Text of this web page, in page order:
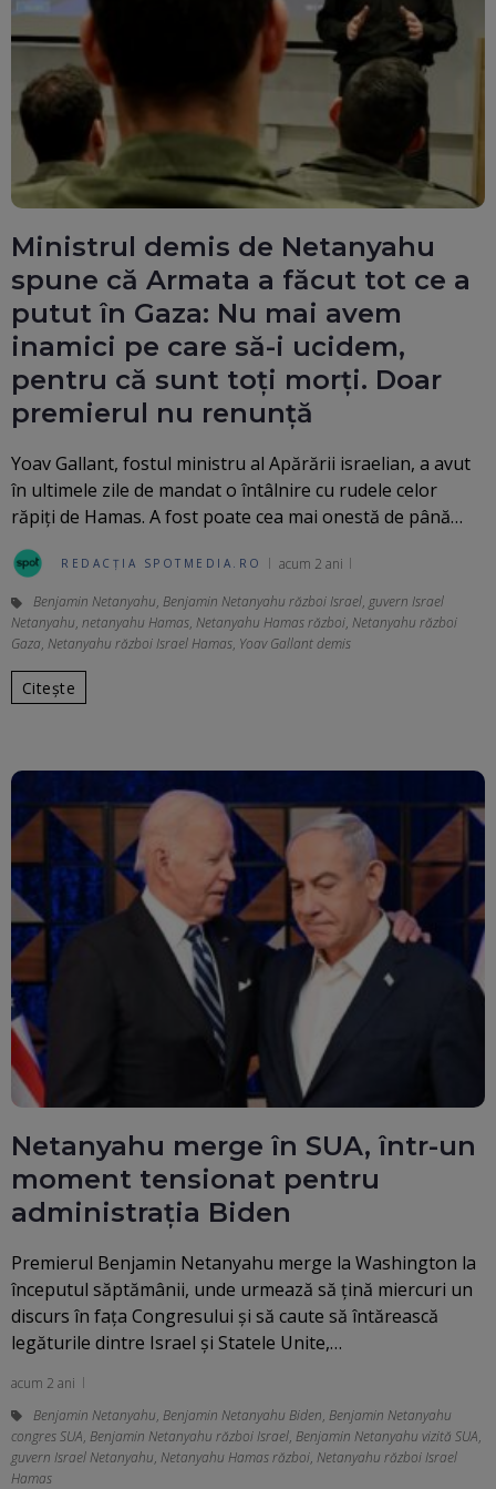
Ministrul demis de Netanyahu
spune că Armata a făcut tot ce a
putut în Gaza: Nu mai avem
inamici pe care să-i ucidem,
pentru că sunt toți morți. Doar
premierul nu renunță
Yoav Gallant, fostul ministru al Apărării israelian, a avut
în ultimele zile de mandat o întâlnire cu rudele celor
răpiți de Hamas. A fost poate cea mai onestă de până…
REDACȚIA SPOTMEDIA.RO acum 2 ani
Benjamin Netanyahu, Benjamin Netanyahu război Israel, guvern Israel
Netanyahu, netanyahu Hamas, Netanyahu Hamas război, Netanyahu război
Gaza, Netanyahu război Israel Hamas, Yoav Gallant demis
Citește
Netanyahu merge în SUA, într-un
moment tensionat pentru
administrația Biden
Premierul Benjamin Netanyahu merge la Washington la
începutul săptămânii, unde urmează să ţină miercuri un
discurs în faţa Congresului şi să caute să întărească
legăturile dintre Israel şi Statele Unite,…
acum 2 ani
Benjamin Netanyahu, Benjamin Netanyahu Biden, Benjamin Netanyahu
congres SUA, Benjamin Netanyahu război Israel, Benjamin Netanyahu vizită SUA,
guvern Israel Netanyahu, Netanyahu Hamas război, Netanyahu război Israel
Hamas